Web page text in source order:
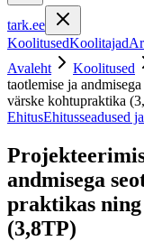
tark.ee
KoolitusedKoolitajad
Avaleht
Koolitused
taotlemise ja
värske kohtupraktika
EhitusEhitusseadused
andmisega
praktikas
(3,8TP)